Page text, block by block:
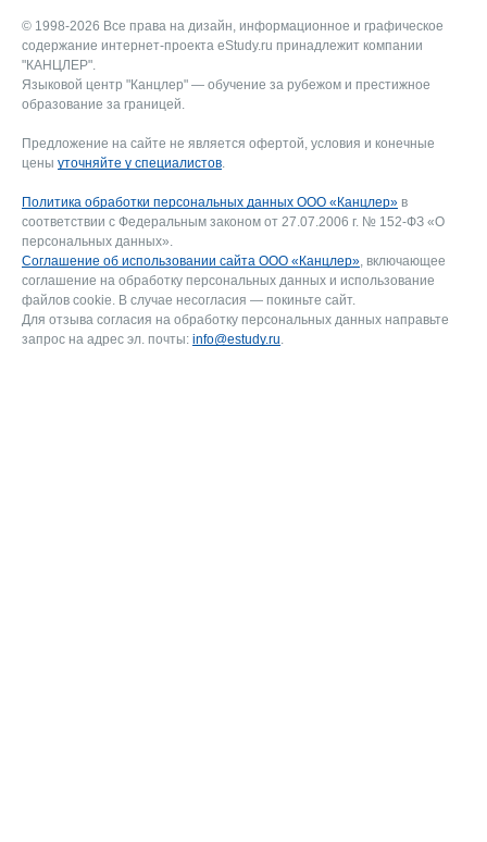
© 1998-2026 Все права на дизайн, информационное и графическое
содержание интернет-проекта eStudy.ru принадлежит компании
"КАНЦЛЕР".
Языковой центр "Канцлер" — обучение за рубежом и престижное
образование за границей.
Предложение на сайте не является офертой, условия и конечные
цены уточняйте у специалистов.
Политика обработки персональных данных ООО «Канцлер» в
соответствии с Федеральным законом от 27.07.2006 г. № 152-ФЗ «О
персональных данных».
Соглашение об использовании сайта ООО «Канцлер», включающее
соглашение на обработку персональных данных и использование
файлов cookie. В случае несогласия — покиньте сайт.
Для отзыва согласия на обработку персональных данных направьте
запрос на адрес эл. почты: info@estudy.ru.